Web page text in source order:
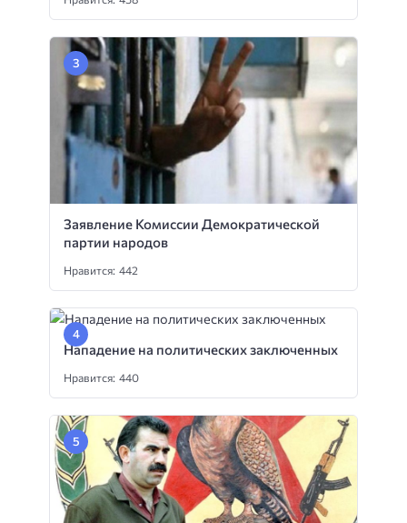
Заявление Комиссии Демократической
партии народов
Нравится: 442
Нападение на политических заключенных
Нравится: 440